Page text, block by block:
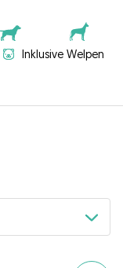
Inklusive Welpen